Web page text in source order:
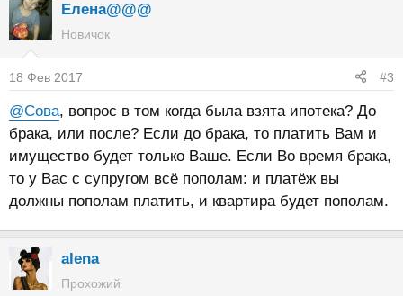
Елена@@@
Новичок
18 Фев 2017 #3
@Сова, вопрос в том когда была взята ипотека? До
брака, или после? Если до брака, то платить Вам и
имущество будет только Ваше. Если Во время брака,
то у Вас с супругом всё пополам: и платёж вы
должны пополам платить, и квартира будет пополам.
alena
Прохожий